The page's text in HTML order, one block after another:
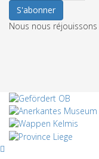
Nous nous